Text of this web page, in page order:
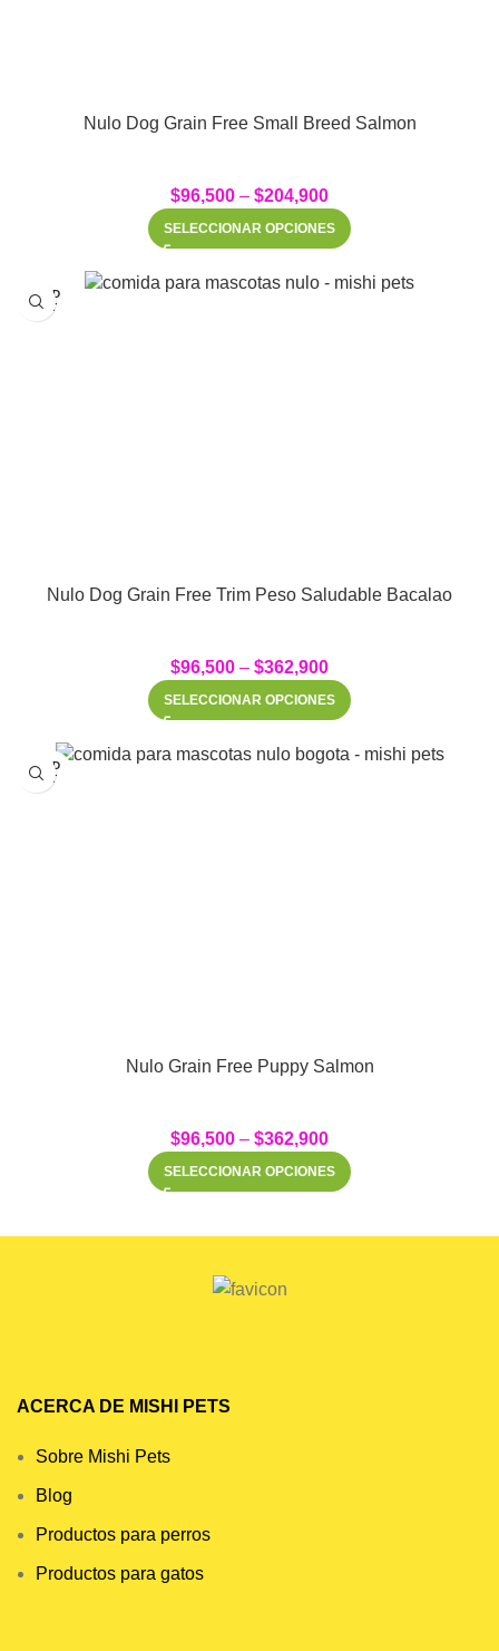
Nulo Dog Grain Free Small Breed Salmon
$96,500 – $204,900
SELECCIONAR OPCIONES
SOLD
OUT
Nulo Dog Grain Free Trim Peso Saludable Bacalao
$96,500 – $362,900
SELECCIONAR OPCIONES
SOLD
OUT
Nulo Grain Free Puppy Salmon
$96,500 – $362,900
SELECCIONAR OPCIONES
ACERCA DE MISHI PETS
Sobre Mishi Pets
Blog
Productos para perros
Productos para gatos